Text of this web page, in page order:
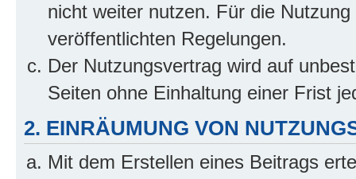
nicht weiter nutzen. Für die
veröffentlichten Regelungen.
Der Nutzungsvertrag wird auf
Seiten ohne Einhaltung einer Frist
2. EINRÄUMUNG VON
Mit dem Erstellen eines Beitrags